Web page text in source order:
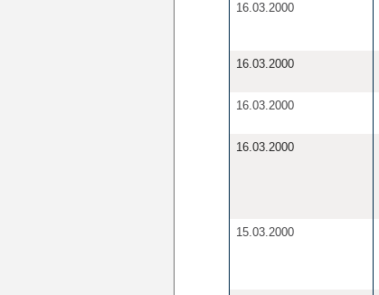
16.03.2000
16.03.2000
16.03.2000
16.03.2000
15.03.2000